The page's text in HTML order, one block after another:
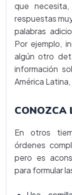
que
respuestas
palabras
Por ejemplo,
algún otro
información
América
CONOZCA
En otros
órdenes
pero es
para formular